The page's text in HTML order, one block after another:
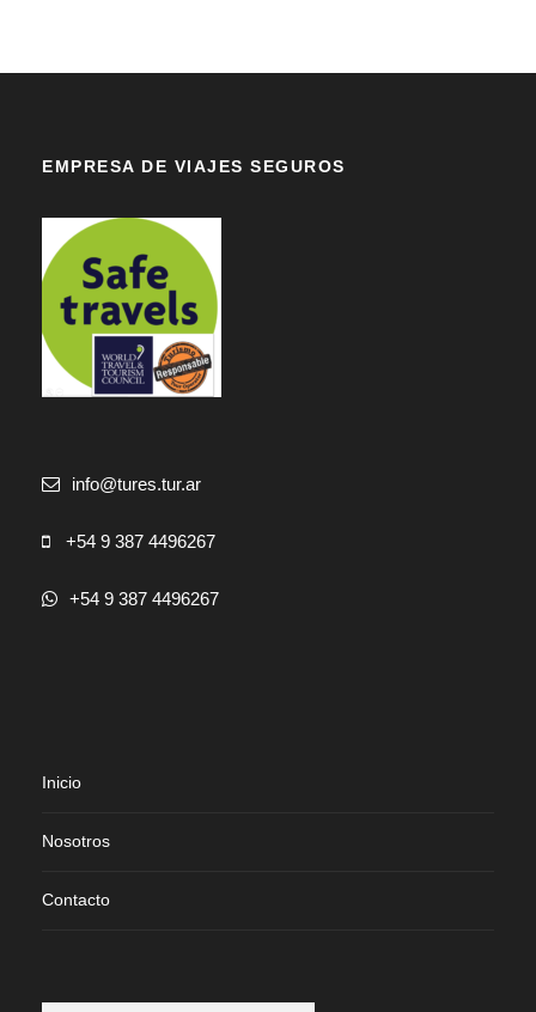
EMPRESA DE VIAJES SEGUROS
info@tures.tur.ar
+54 9 387 4496267
+54 9 387 4496267
Inicio
Nosotros
Contacto